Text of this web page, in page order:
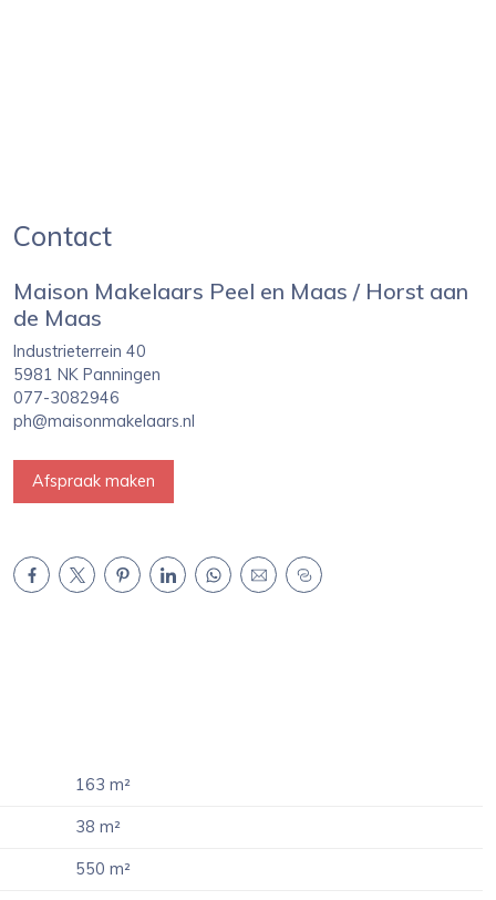
Contact
Maison Makelaars Peel en Maas / Horst aan
de Maas
Industrieterrein 40
5981 NK Panningen
077-3082946
ph@maisonmakelaars.nl
Afspraak maken
163 m²
38 m²
550 m²